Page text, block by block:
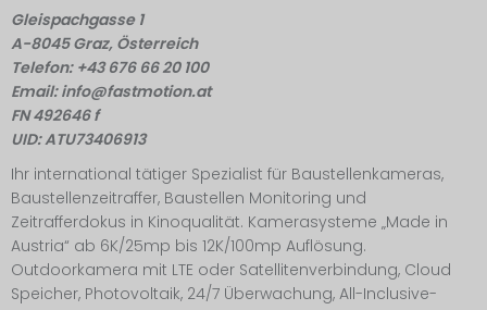
Gleispachgasse 1
A-8045 Graz, Österreich
Telefon: +43 676 66 20 100
Email: info@fastmotion.at
FN 492646 f
UID: ATU73406913
Ihr international tätiger Spezialist für Baustellenkameras,
Baustellenzeitraffer, Baustellen Monitoring und
Zeitrafferdokus in Kinoqualität. Kamerasysteme „Made in
Austria“ ab 6K/25mp bis 12K/100mp Auflösung.
Outdoorkamera mit LTE oder Satellitenverbindung, Cloud
Speicher, Photovoltaik, 24/7 Überwachung, All-Inclusive-